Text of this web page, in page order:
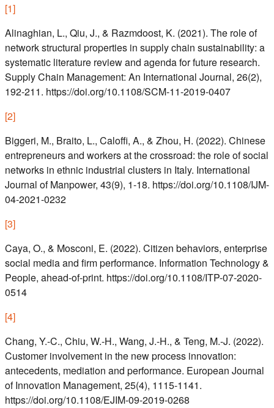
[1]
Alinaghian, L., Qiu, J., & Razmdoost, K. (2021). The role of
network structural properties in supply chain sustainability: a
systematic literature review and agenda for future research.
Supply Chain Management: An International Journal, 26(2),
192-211. https://doi.org/10.1108/SCM-11-2019-0407
[2]
Biggeri, M., Braito, L., Caloffi, A., & Zhou, H. (2022). Chinese
entrepreneurs and workers at the crossroad: the role of social
networks in ethnic industrial clusters in Italy. International
Journal of Manpower, 43(9), 1-18. https://doi.org/10.1108/IJM-
04-2021-0232
[3]
Caya, O., & Mosconi, E. (2022). Citizen behaviors, enterprise
social media and firm performance. Information Technology &
People, ahead-of-print. https://doi.org/10.1108/ITP-07-2020-
0514
[4]
Chang, Y.-C., Chiu, W.-H., Wang, J.-H., & Teng, M.-J. (2022).
Customer involvement in the new process innovation:
antecedents, mediation and performance. European Journal
of Innovation Management, 25(4), 1115-1141.
https://doi.org/10.1108/EJIM-09-2019-0268